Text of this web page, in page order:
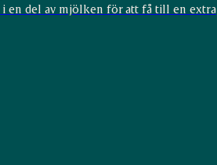
en del av mjölken för att få till en extra